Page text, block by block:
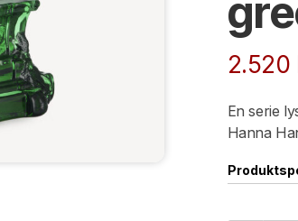
2.520
En serie
Hanna